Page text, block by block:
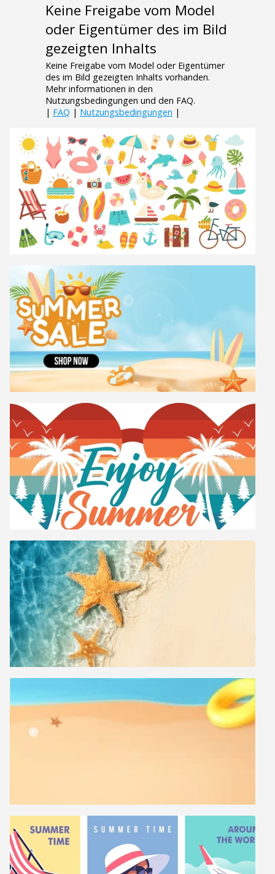
Keine Freigabe vom Model
oder Eigentümer des im Bild
gezeigten Inhalts
Keine Freigabe vom Model oder Eigentümer
des im Bild gezeigten Inhalts vorhanden.
Mehr informationen in den
Nutzungsbedingungen und den FAQ.
| FAQ | Nutzungsbedingungen |